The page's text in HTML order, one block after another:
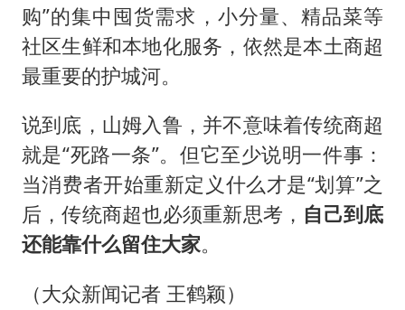
购”的集中囤货需求，小分量、精品菜等
社区生鲜和本地化服务，依然是本土商超
最重要的护城河。
说到底，山姆入鲁，并不意味着传统商超
就是“死路一条”。但它至少说明一件事：
当消费者开始重新定义什么才是“划算”之
后，传统商超也必须重新思考， 自己到底
还能靠什么留住大家。
（大众新闻记者 王鹤颖）